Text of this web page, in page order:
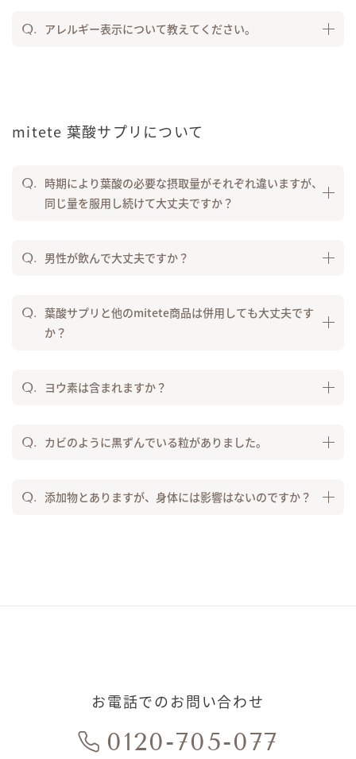
アレルギー表示について教えてください。
mitete 葉酸サプリについて
時期により葉酸の必要な摂取量がそれぞれ違いますが、
同じ量を服用し続けて大丈夫ですか？
男性が飲んで大丈夫ですか？
葉酸サプリと他のmitete商品は併用しても大丈夫です
か？
ヨウ素は含まれますか？
カビのように黒ずんでいる粒がありました。
添加物とありますが、身体には影響はないのですか？
お電話でのお問い合わせ
0120-705-077